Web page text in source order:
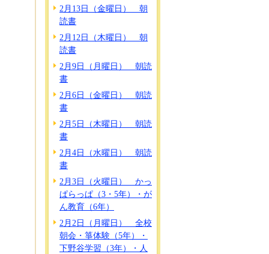
2月13日（金曜日） 朝
読書
2月12日（木曜日） 朝
読書
2月9日（月曜日） 朝読
書
2月6日（金曜日） 朝読
書
2月5日（木曜日） 朝読
書
2月4日（水曜日） 朝読
書
2月3日（火曜日） かっ
ぱらっぱ（3・5年）・が
ん教育（6年）
2月2日（月曜日） 全校
朝会・箏体験（5年）・
下野谷学習（3年）・人